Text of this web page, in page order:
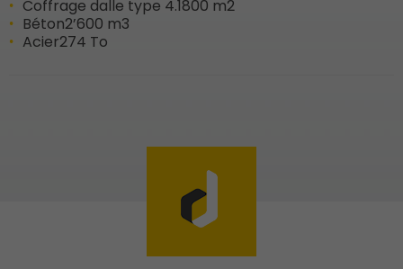
Coffrage dalle type 4.1800 m2
Béton2’600 m3
Acier274 To